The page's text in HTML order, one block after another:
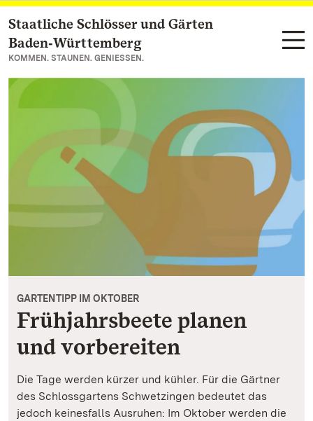
Zum Hauptinhalt springen
Staatliche Schlösser und Gärten
Baden‑Württemberg
KOMMEN. STAUNEN. GENIESSEN.
GARTENTIPP IM OKTOBER
Frühjahrsbeete planen
und vorbereiten
Die Tage werden kürzer und kühler. Für die Gärtner
des Schlossgartens Schwetzingen bedeutet das
jedoch keinesfalls Ausruhen: Im Oktober werden die